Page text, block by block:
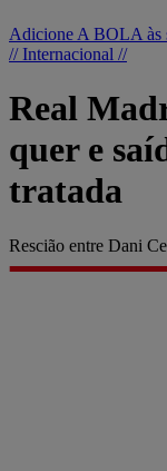
Adicione A BOLA às
// Internacional //
Real
quer e
tratada
Rescião entre Dani